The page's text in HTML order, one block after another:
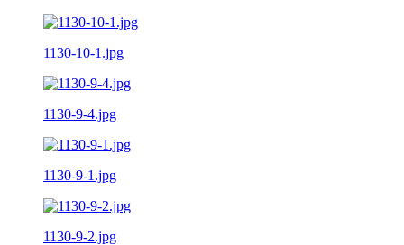
1130-10-1.jpg
1130-9-4.jpg
1130-9-1.jpg
1130-9-2.jpg